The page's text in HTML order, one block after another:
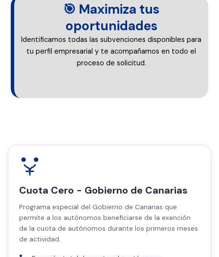
🎯 Maximiza tus
oportunidades
Identificamos todas las subvenciones disponibles para
tu perfil empresarial y te acompañamos en todo el
proceso de solicitud.
Cuota Cero - Gobierno de Canarias
Programa especial del Gobierno de Canarias que
permite a los autónomos beneficiarse de la exención
de la cuota de autónomos durante los primeros meses
de actividad.